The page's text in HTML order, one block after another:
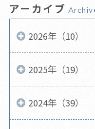
アーカイブ
2026年（10）
2025年（19）
2024年（39）